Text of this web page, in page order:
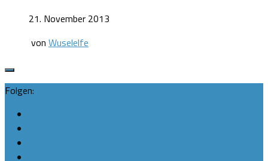
21. November 2013
von Wuselelfe
Folgen: